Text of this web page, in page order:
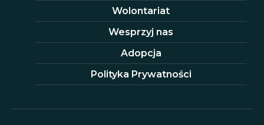
Wolontariat
Wesprzyj nas
Adopcja
Polityka Prywatności